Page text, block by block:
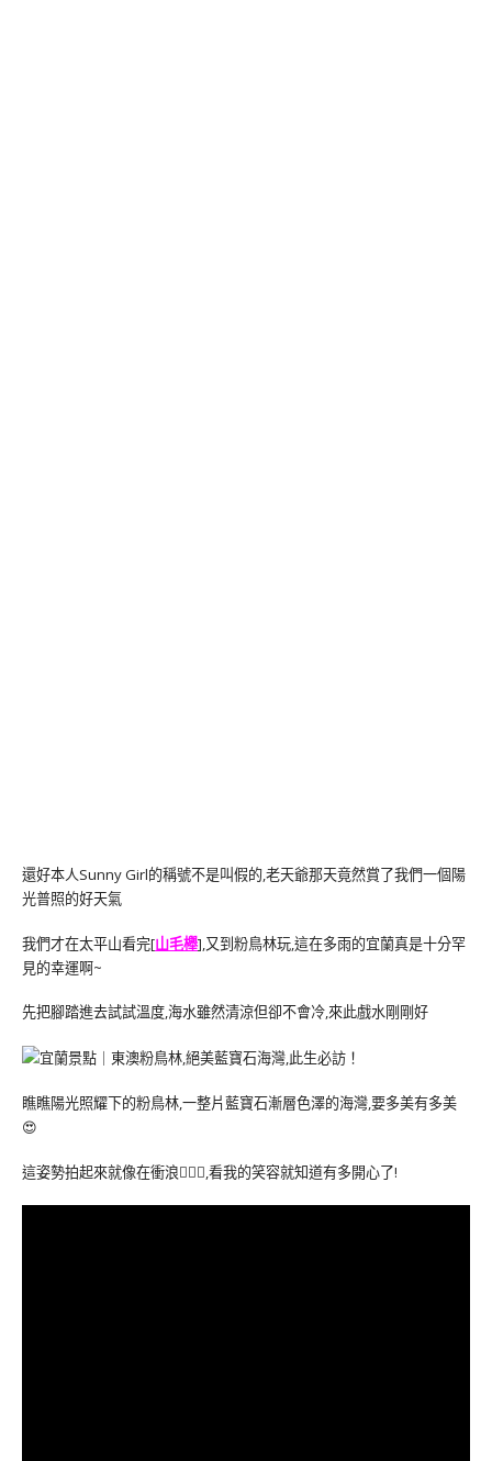
還好本人Sunny Girl的稱號不是叫假的,老天爺那天竟然賞了我們一個陽
光普照的好天氣
我們才在太平山看完[山毛櫸],又到粉鳥林玩,這在多雨的宜蘭真是十分罕
見的幸運啊~
先把腳踏進去試試溫度,海水雖然清涼但卻不會冷,來此戲水剛剛好
瞧瞧陽光照耀下的粉鳥林,一整片藍寶石漸層色澤的海灣,要多美有多美
😍
這姿勢拍起來就像在衝浪🏄🏻‍♀️,看我的笑容就知道有多開心了!